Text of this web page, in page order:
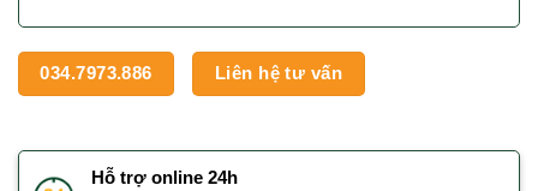
034.7973.886 Liên hệ tư vấn
Hỗ trợ online 24h